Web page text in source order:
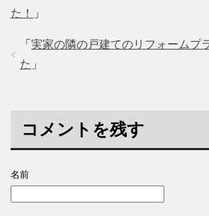
た！
」
「 実家の隣の戸建てのリフォームプ
た 」
コメントを残す
名前